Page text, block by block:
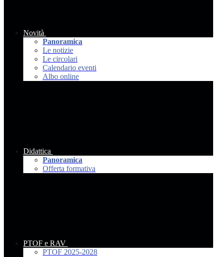
Novità
Panoramica
Le notizie
Le circolari
Calendario eventi
Albo online
Didattica
Panoramica
Offerta formativa
PTOF e RAV
PTOF 2025-2028